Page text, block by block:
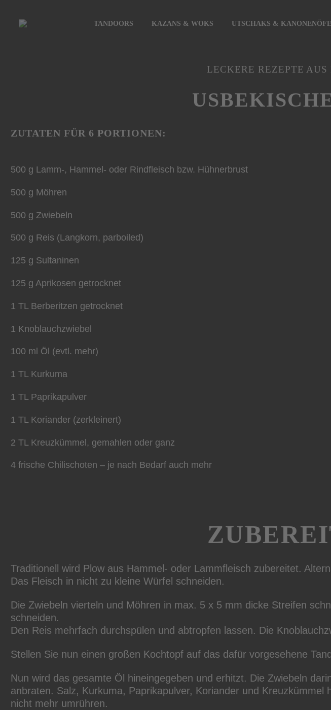
TANDOORS KAZANS & WOKS UTSCHAKS &
LECKERE REZEPTE
ZUTATEN FÜR 6 PORTIONEN:
500 g Lamm-, Hammel- oder Rindfleisch bzw. Hühnerbrust
500 g Möhren
500 g Zwiebeln
500 g Reis (Langkorn, parboiled)
125 g Sultaninen
125 g Aprikosen getrocknet
1 TL Berberitzen getrocknet
1 Knoblauchzwiebel
100 ml Öl (evtl. mehr)
1 TL Kurkuma
1 TL Paprikapulver
1 TL Koriander (zerkleinert)
2 TL Kreuzkümmel, gemahlen oder ganz
4 frische Chilischoten – je nach Bedarf auch mehr
Traditionell wird Plow aus Hammel- oder Lammfleisch zubereitet.
Das Fleisch in nicht zu kleine Würfel schneiden.
Die Zwiebeln vierteln und Möhren in max. 5 x 5 mm dicke Streifen
schneiden.
Den Reis mehrfach durchspülen und abtropfen lassen. Die
Stellen Sie nun einen großen Kochtopf auf das dafür vorgesehene
Nun wird das gesamte Öl hineingegeben und erhitzt. Die Zwiebeln
anbraten. Salz, Kurkuma, Paprikapulver, Koriander und
nicht mehr umrühren.